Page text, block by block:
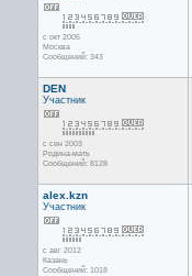
с окт 2005
Москва
Сообщений: 343
DEN
Участник
с сен 2003
Родина-мать
Сообщений: 8128
alex.kzn
Участник
с авг 2012
Казань
Сообщений: 1018